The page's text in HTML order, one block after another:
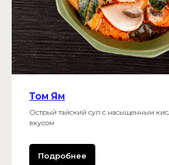
Том Ям
Острый тайский суп с насыщенным
вкусом
Подробнее